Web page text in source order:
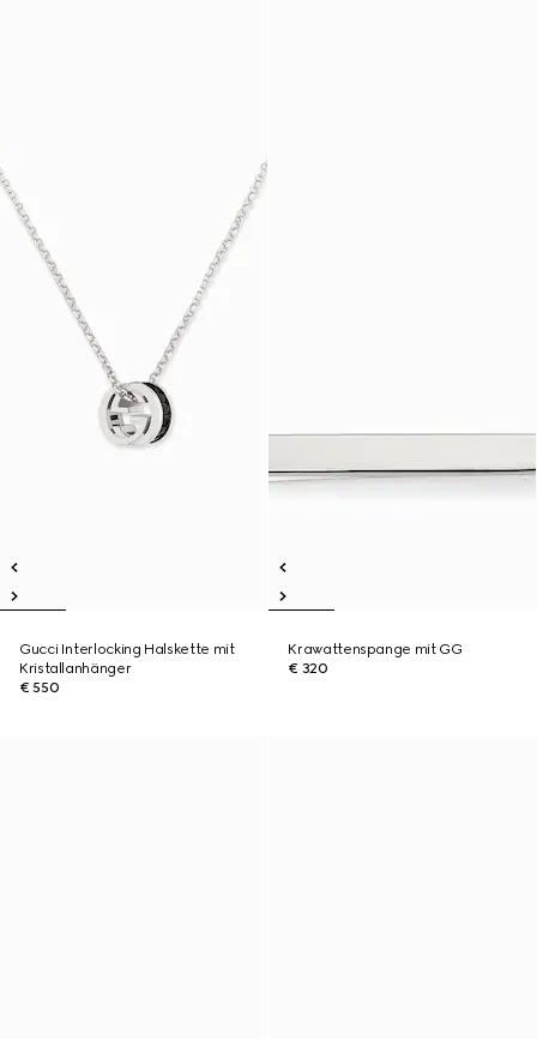
Gucci Interlocking Halskette mit
Kristallanhänger
€ 550
Krawattenspange mit GG
€ 320